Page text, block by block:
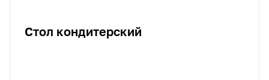
Стол кондитерский